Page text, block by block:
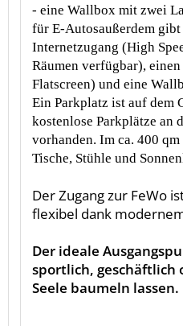
- eine Wallbox mit zwei
für E-Autosaußerdem gibt
Internetzugang (High
Räumen verfügbar),
Flatscreen) und eine
Ein Parkplatz ist auf dem
kostenlose Parkplätze an
vorhanden. Im ca. 400
Tische, Stühle und
Der Zugang zur FeWo
flexibel dank
Der ideale
sportlich, geschäftlich
Seele baumeln lassen.